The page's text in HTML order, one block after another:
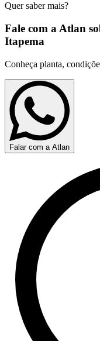
Quer saber mais?
Fale com a Atlan
Itapema
Conheça planta,
Falar com a Atlan